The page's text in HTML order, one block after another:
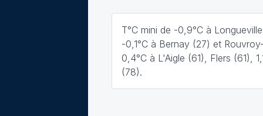
T°C mini de -0,9°C à
-0,1°C à Bernay (27) et
0,4°C à L'Aigle (61), Flers (61),
(78).